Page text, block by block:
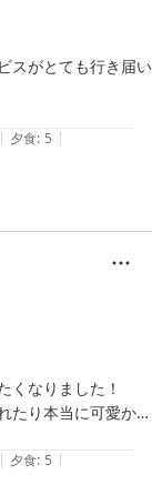
スがとても行き届い
かりで、素敵な時
うございました。
| 夕食: 5 |
くなりました！
たり本当に可愛かっ
ットもお部屋で気
| 夕食: 5 |